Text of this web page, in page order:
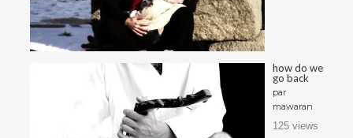
how do we
go back
par
mawaran
125 views